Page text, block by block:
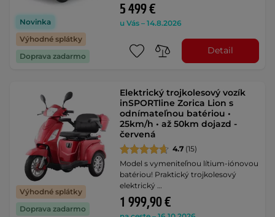
Novinka
Výhodné splátky
Doprava zadarmo
5 499 €
u Vás – 14.8.2026
Detail
Výhodné splátky
Doprava zadarmo
Elektrický trojkolesový vozík
inSPORTline Zorica Lion s
odnímateľnou batériou •
25km/h • až 50km dojazd -
červená
4.7 (15)
Model s vymeniteľnou lítium-iónovou
batériou! Praktický trojkolesový
elektrický …
1 999,90 €